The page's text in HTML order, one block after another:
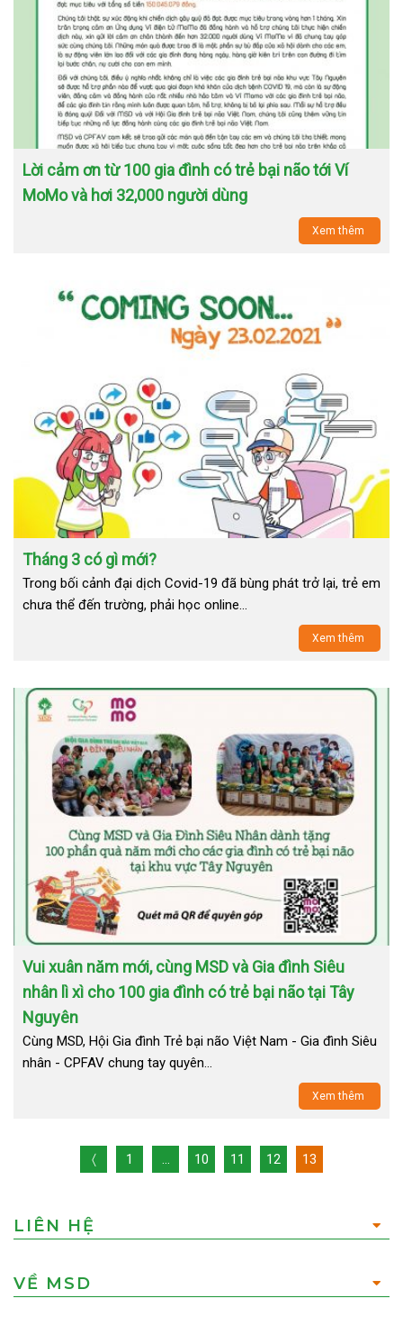
Lời cảm ơn từ 100 gia đình có trẻ bại não tới Ví
MoMo và hơi 32,000 người dùng
Xem thêm
Tháng 3 có gì mới?
Trong bối cảnh đại dịch Covid-19 đã bùng phát trở lại, trẻ em
chưa thể đến trường, phải học online…
Xem thêm
Vui xuân năm mới, cùng MSD và Gia đình Siêu
nhân lì xì cho 100 gia đình có trẻ bại não tại Tây
Nguyên
Cùng MSD, Hội Gia đình Trẻ bại não Việt Nam - Gia đình Siêu
nhân - CPFAV chung tay quyên…
Xem thêm
〈 1 … 10 11 12 13
LIÊN HỆ
VỀ MSD